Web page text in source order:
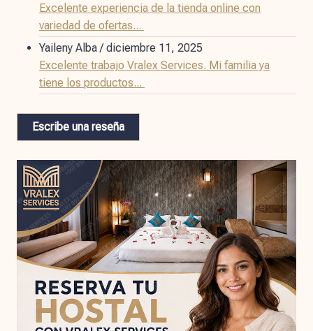
Excelente experiencia de la tienda online con
variedad de ofertas...
Yaileny Alba /diciembre 11, 2025
Excelente trabajo Vralex Services. Mi familia ya
tiene los productos...
Escribe una reseña